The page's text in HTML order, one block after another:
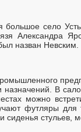
большое село
Александра
назван Невским.
В
можно
футляры для
стульев,